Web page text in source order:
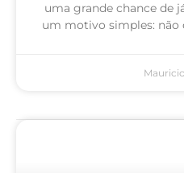
uma grande chance de
um motivo simples: não